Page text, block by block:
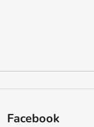
Facebook